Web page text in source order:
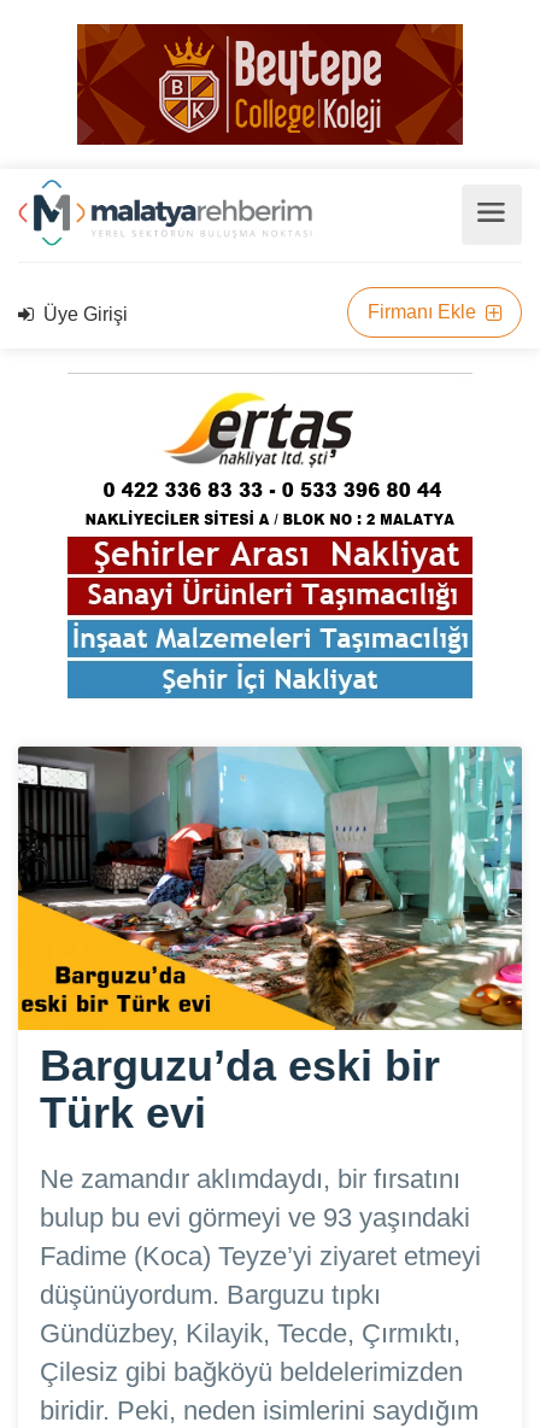
Üye Girişi Firmanı Ekle
Barguzu’da eski bir
Türk evi
Ne zamandır aklımdaydı, bir fırsatını
bulup bu evi görmeyi ve 93 yaşındaki
Fadime (Koca) Teyze’yi ziyaret etmeyi
düşünüyordum. Barguzu tıpkı
Gündüzbey, Kilayik, Tecde, Çırmıktı,
Çilesiz gibi bağköyü beldelerimizden
biridir. Peki, neden isimlerini saydığım